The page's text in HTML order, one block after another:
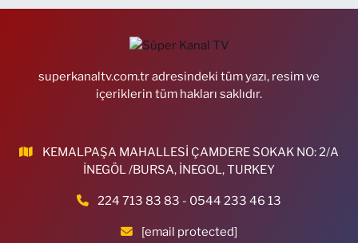
superkanaltv.com.tr adresindeki tüm yazı, resim ve
içeriklerin tüm hakları saklıdır.
KEMALPAŞA MAHALLESİ ÇAMDERE SOKAK NO: 2/A
İNEGÖL /BURSA, İNEGOL, TURKEY
224 713 83 83 - 0544 233 46 13
[email protected]